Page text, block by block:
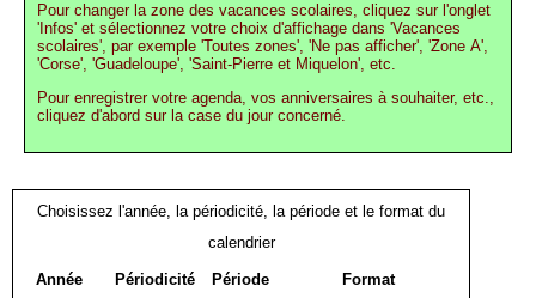
Pour changer la zone des vacances scolaires, cliquez sur l'onglet
'Infos' et sélectionnez votre choix d'affichage dans 'Vacances
scolaires', par exemple 'Toutes zones', 'Ne pas afficher', 'Zone A',
'Corse', 'Guadeloupe', 'Saint-Pierre et Miquelon', etc.
Pour enregistrer votre agenda, vos anniversaires à souhaiter, etc.,
cliquez d'abord sur la case du jour concerné.
Choisissez l'année, la périodicité, la période et le format du
calendrier
Année Périodicité Période Format